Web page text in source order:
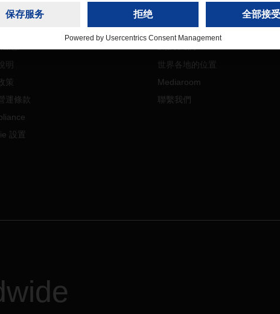
明
策
運條款
設置
世界各地的位置
Mediaroom
聯繫我們